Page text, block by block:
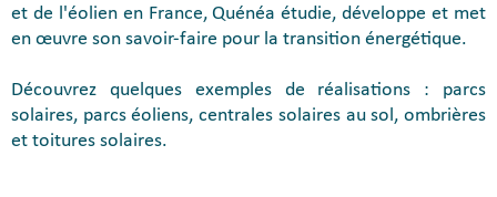
et de l'éolien en France, Quénéa étudie, développe et met
en œuvre son savoir-faire pour la transition énergétique.
Découvrez quelques exemples de réalisations : parcs
solaires, parcs éoliens, centrales solaires au sol, ombrières
et toitures solaires.